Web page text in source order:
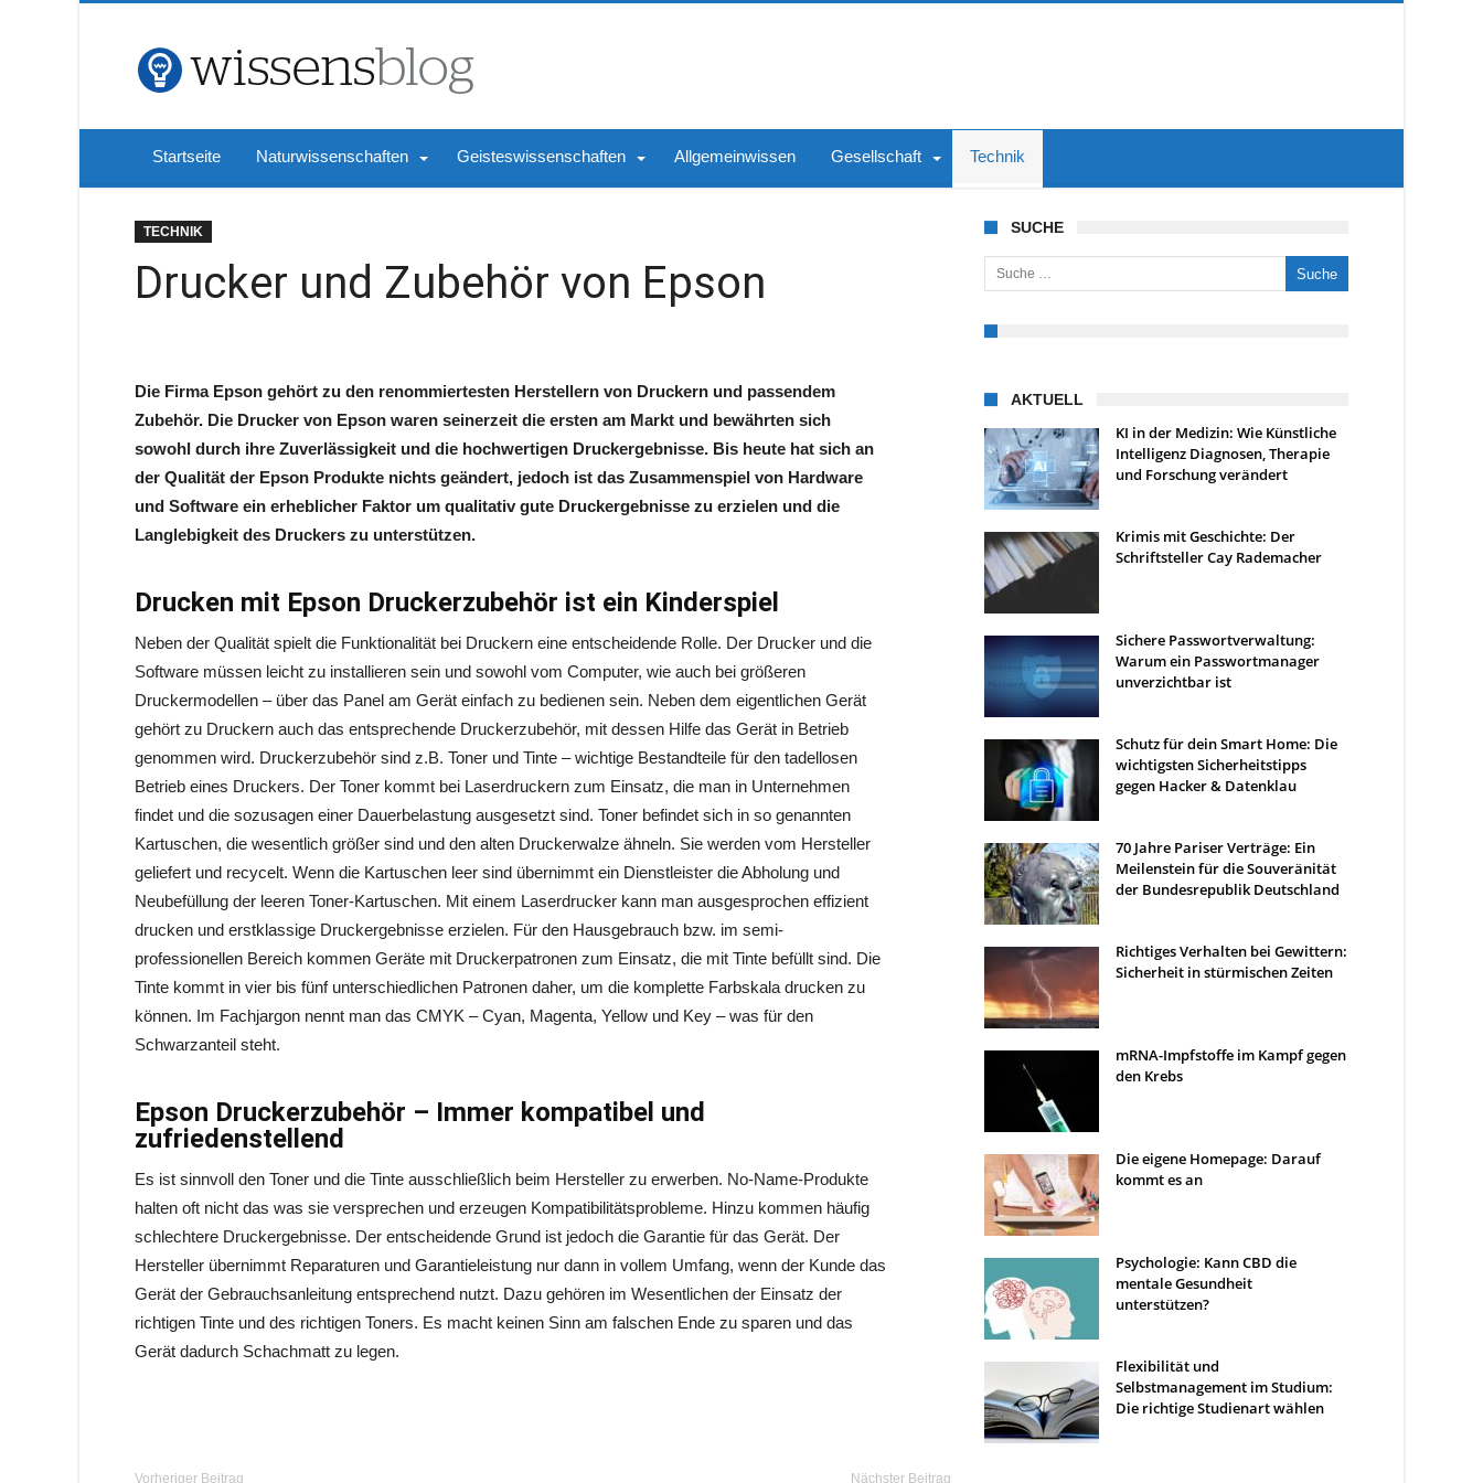
Startseite Naturwissenschaften Geisteswissenschaften Allgemeinwissen Gesellschaft Technik
TECHNIK
Drucker und Zubehör von Epson
Die Firma Epson gehört zu den renommiertesten Herstellern von Druckern und passendem
Zubehör. Die Drucker von Epson waren seinerzeit die ersten am Markt und bewährten sich
sowohl durch ihre Zuverlässigkeit und die hochwertigen Druckergebnisse. Bis heute hat sich an
der Qualität der Epson Produkte nichts geändert, jedoch ist das Zusammenspiel von Hardware
und Software ein erheblicher Faktor um qualitativ gute Druckergebnisse zu erzielen und die
Langlebigkeit des Druckers zu unterstützen.
Drucken mit Epson Druckerzubehör ist ein Kinderspiel
Neben der Qualität spielt die Funktionalität bei Druckern eine entscheidende Rolle. Der Drucker und die
Software müssen leicht zu installieren sein und sowohl vom Computer, wie auch bei größeren
Druckermodellen – über das Panel am Gerät einfach zu bedienen sein. Neben dem eigentlichen Gerät
gehört zu Druckern auch das entsprechende Druckerzubehör, mit dessen Hilfe das Gerät in Betrieb
genommen wird. Druckerzubehör sind z.B. Toner und Tinte – wichtige Bestandteile für den tadellosen
Betrieb eines Druckers. Der Toner kommt bei Laserdruckern zum Einsatz, die man in Unternehmen
findet und die sozusagen einer Dauerbelastung ausgesetzt sind. Toner befindet sich in so genannten
Kartuschen, die wesentlich größer sind und den alten Druckerwalze ähneln. Sie werden vom Hersteller
geliefert und recycelt. Wenn die Kartuschen leer sind übernimmt ein Dienstleister die Abholung und
Neubefüllung der leeren Toner-Kartuschen. Mit einem Laserdrucker kann man ausgesprochen effizient
drucken und erstklassige Druckergebnisse erzielen. Für den Hausgebrauch bzw. im semi-
professionellen Bereich kommen Geräte mit Druckerpatronen zum Einsatz, die mit Tinte befüllt sind. Die
Tinte kommt in vier bis fünf unterschiedlichen Patronen daher, um die komplette Farbskala drucken zu
können. Im Fachjargon nennt man das CMYK – Cyan, Magenta, Yellow und Key – was für den
Schwarzanteil steht.
Epson Druckerzubehör – Immer kompatibel und
zufriedenstellend
Es ist sinnvoll den Toner und die Tinte ausschließlich beim Hersteller zu erwerben. No-Name-Produkte
halten oft nicht das was sie versprechen und erzeugen Kompatibilitätsprobleme. Hinzu kommen häufig
schlechtere Druckergebnisse. Der entscheidende Grund ist jedoch die Garantie für das Gerät. Der
Hersteller übernimmt Reparaturen und Garantieleistung nur dann in vollem Umfang, wenn der Kunde das
Gerät der Gebrauchsanleitung entsprechend nutzt. Dazu gehören im Wesentlichen der Einsatz der
richtigen Tinte und des richtigen Toners. Es macht keinen Sinn am falschen Ende zu sparen und das
Gerät dadurch Schachmatt zu legen.
Vorheriger Beitrag Nächster Beitrag
SUCHE
Suche nach:
AKTUELL
KI in der Medizin: Wie Künstliche
Intelligenz Diagnosen, Therapie
und Forschung verändert
Krimis mit Geschichte: Der
Schriftsteller Cay Rademacher
Sichere Passwortverwaltung:
Warum ein Passwortmanager
unverzichtbar ist
Schutz für dein Smart Home: Die
wichtigsten Sicherheitstipps
gegen Hacker & Datenklau
70 Jahre Pariser Verträge: Ein
Meilenstein für die Souveränität
der Bundesrepublik Deutschland
Richtiges Verhalten bei Gewittern:
Sicherheit in stürmischen Zeiten
mRNA-Impfstoffe im Kampf gegen
den Krebs
Die eigene Homepage: Darauf
kommt es an
Psychologie: Kann CBD die
mentale Gesundheit
unterstützen?
Flexibilität und
Selbstmanagement im Studium:
Die richtige Studienart wählen